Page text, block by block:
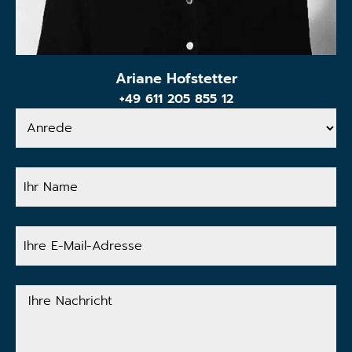
Ariane Hofstetter
+49 611 205 855 12
Anrede
Ihr
Name
Ihre
E-
Adresse
Ihre
Nachricht